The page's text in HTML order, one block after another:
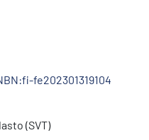
fe202301319104
(SVT)